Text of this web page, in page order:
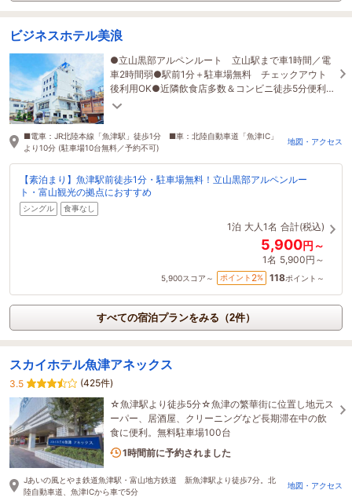
ビジネスホテル美浪
●立山黒部アルペンルート 立山駅まで車1時間／電
車2時間弱●駅前1分＋駐車場無料 チェックアウト
後利用OK●近隣飲食店多数＆コンビニ徒歩5分便利×
気軽×リーズナブルな昔ながらのビジネスホテル
■電車：JR北陸本線「魚津駅」徒歩1分 ■車：北陸自動車道「魚津IC」
より10分 (駐車場10台無料／予約不可)
地図・アクセス
【素泊まり】魚津駅前徒歩1分・駐車場無料！立山黒部アルペンルー
ト・富山観光の拠点におすすめ
シングル 食事なし
1泊 大人1名 合計(税込)
5,900円～
1名 5,900円～
5,900スコア～ ポイント 2% 118ポイント～
すべての宿泊プランをみる（2件）
スカイホテル魚津アネックス
3.5
(425件)
☆魚津駅より徒歩5分☆魚津の繁華街に位置し地元ス
ーパー、居酒屋、クリーニングなど長期滞在中の飲
食に便利。無料駐車場100台
2名がこの宿を見ています
Jあいの風とやま鉄道魚津駅・富山地方鉄道 新魚津駅より徒歩7分。北
陸自動車道、魚津ICから車で5分
地図・アクセス